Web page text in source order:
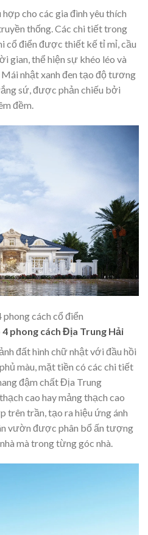
cho các gia đình yêu thích
thống. Các chi tiết trong
cổ điển được thiết kế tỉ mỉ, cầu
gian, thể hiện sự khéo léo và
nhật xanh đen tạo độ tương
sứ, được phản chiếu bởi
đềm.
cách cổ điển
phong cách Địa Trung Hải
đất hình chữ nhật với đầu hồi
màu, mặt tiền có các chi tiết
đậm chất Địa Trung
cao hay mảng thạch cao
trên trần, tạo ra hiệu ứng ánh
vườn được phân bổ ấn tượng
mà trong từng góc nhà.